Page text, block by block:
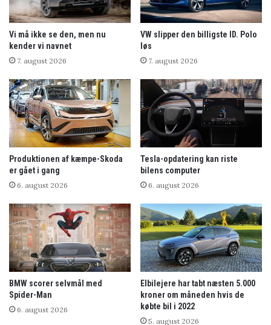
Vi må ikke se den, men nu
kender vi navnet
7. august 2026
VW slipper den billigste ID. Polo
løs
7. august 2026
Produktionen af kæmpe-Skoda
er gået i gang
6. august 2026
Tesla-opdatering kan riste
bilens computer
6. august 2026
BMW scorer selvmål med
Spider-Man
6. august 2026
Elbilejere har tabt næsten 5.000
kroner om måneden hvis de
købte bil i 2022
5. august 2026